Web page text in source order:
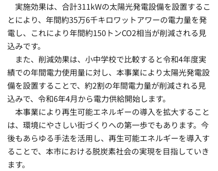
実施効果は、合計311kWの太陽光発電設備を設置するこ
とにより、年間約35万6千キロワットアワーの電力量を発
電し、これにより年間約150トンCO2相当が削減される見
込みです。
また、削減効果は、小中学校で比較すると令和4年度実
績での年間電力使用量に対し、本事業により太陽光発電設
備を設置することで、約2割の年間電力量が削減される見
込みで、令和6年4月から電力供給開始します。
本事業により再生可能エネルギーの導入を拡大すること
は、環境にやさしい街づくりへの第一歩でもあります。今
後もあらゆる手法を活用し、再生可能エネルギーを導入す
ることで、本市における脱炭素社会の実現を目指していき
ます。